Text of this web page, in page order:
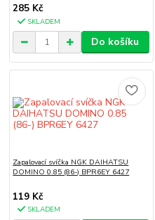
285 Kč
SKLADEM
Do košíku
Zapalovací svíčka NGK DAIHATSU
DOMINO 0.85 (86-) BPR6EY 6427
119 Kč
SKLADEM